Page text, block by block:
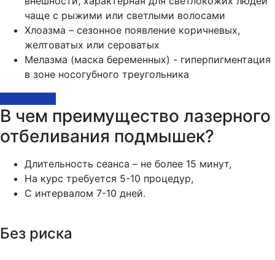
чаще с рыжими или светлыми волосами
Хлоазма – сезонное появление коричневых,
желтоватых или сероватых
Мелазма (маска беременных) - гиперпигментация
в зоне носогубного треугольника
В чем преимущество лазерного
отбеливания подмышек?
Длительность сеанса – не более 15 минут,
На курс требуется 5-10 процедур,
С интервалом 7-10 дней.
Без риска